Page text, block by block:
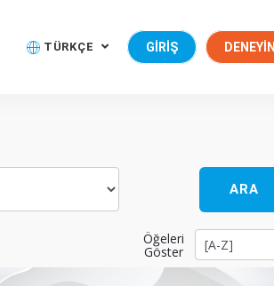
GIRIŞ DENEYIN
TÜRKÇE
ARA
Öğeleri
Göster